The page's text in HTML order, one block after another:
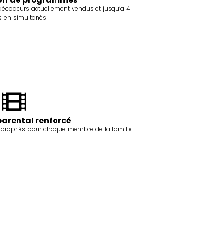
actuellement vendus et jusqu’a 4
en simultanés
renforcé
pour chaque membre de la famille.